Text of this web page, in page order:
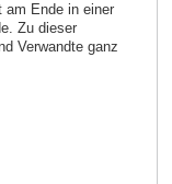
am Ende in einer
Zu dieser
Verwandte ganz